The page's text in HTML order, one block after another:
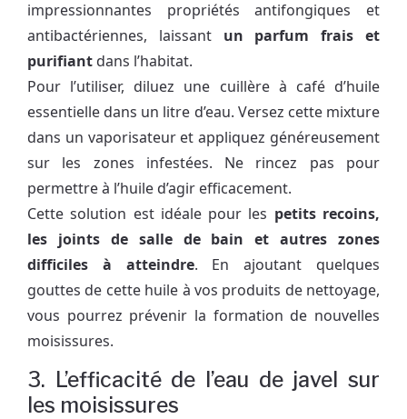
impressionnantes propriétés antifongiques et
antibactériennes, laissant un parfum frais et
purifiant dans l’habitat.
Pour l’utiliser, diluez une cuillère à café d’huile
essentielle dans un litre d’eau. Versez cette mixture
dans un vaporisateur et appliquez généreusement
sur les zones infestées. Ne rincez pas pour
permettre à l’huile d’agir efficacement.
Cette solution est idéale pour les petits recoins,
les joints de salle de bain et autres zones
difficiles à atteindre. En ajoutant quelques
gouttes de cette huile à vos produits de nettoyage,
vous pourrez prévenir la formation de nouvelles
moisissures.
3. L’efficacité de l’eau de javel sur
les moisissures